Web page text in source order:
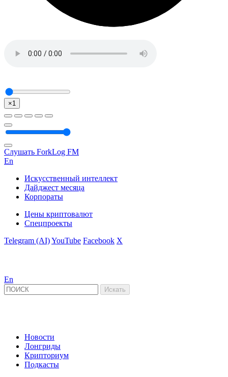
×1
Слушать ForkLog FM
En
Искусственный интеллект
Дайджест месяца
Корпораты
Цены криптовалют
Спецпроекты
Telegram (AI)YouTube Facebook X
En
Новости
Лонгриды
Крипториум
Подкасты